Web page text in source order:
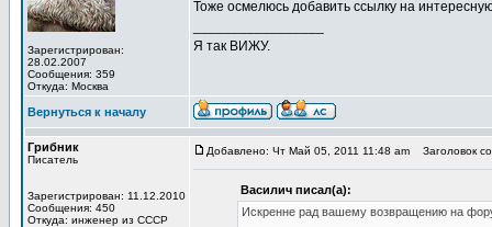
Зарегистрирован:
28.02.2007
Сообщения: 359
Откуда: Москва
Тоже осмелюсь добавить ссылку на
Я так ВИЖУ.
Вернуться к началу
Грибник
Писатель
Зарегистрирован: 11.12.2010
Сообщения: 450
Откуда: инженер из СССР
Добавлено: Чт Май 05, 2011 11:48 am Заголовок
Василич писал(а):
Искренне рад вашему возвращению на